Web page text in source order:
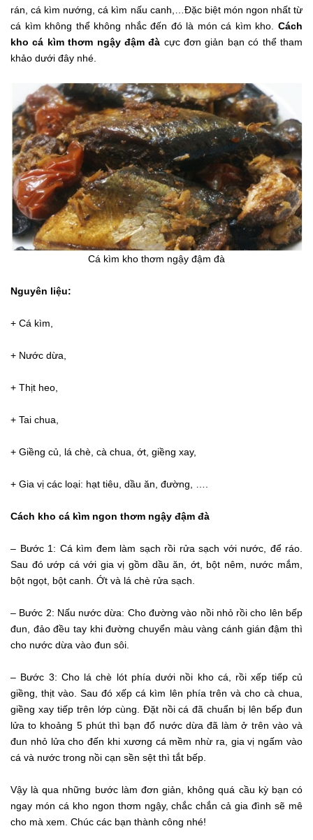
rán, cá kìm nướng, cá kìm nấu canh,…Đặc biệt món ngon nhất từ
cá kìm không thể không nhắc đến đó là món cá kìm kho. Cách
kho cá kìm thơm ngậy đậm đà cực đơn giản bạn có thể tham
khảo dưới đây nhé.
Cá kìm kho thơm ngậy đậm đà
Nguyên liệu:
+ Cá kìm,
+ Nước dừa,
+ Thịt heo,
+ Tai chua,
+ Giềng củ, lá chè, cà chua, ớt, giềng xay,
+ Gia vị các loại: hạt tiêu, dầu ăn, đường, ….
Cách kho cá kìm ngon thơm ngậy đậm đà
– Bước 1: Cá kìm đem làm sạch rồi rửa sạch với nước, để ráo.
Sau đó ướp cá với gia vị gồm dầu ăn, ớt, bột nêm, nước mắm,
bột ngọt, bột canh. Ớt và lá chè rửa sạch.
– Bước 2: Nấu nước dừa: Cho đường vào nồi nhỏ rồi cho lên bếp
đun, đảo đều tay khi đường chuyển màu vàng cánh gián đậm thì
cho nước dừa vào đun sôi.
– Bước 3: Cho lá chè lót phía dưới nồi kho cá, rồi xếp tiếp củ
giềng, thịt vào. Sau đó xếp cá kìm lên phía trên và cho cà chua,
giềng xay tiếp trên lớp cùng. Đặt nồi cá đã chuẩn bị lên bếp đun
lửa to khoảng 5 phút thì bạn đổ nước dừa đã làm ở trên vào và
đun nhỏ lửa cho đến khi xương cá mềm nhừ ra, gia vị ngấm vào
cá và nước trong nồi cạn sền sệt thì tắt bếp.
Vậy là qua những bước làm đơn giản, không quá cầu kỳ bạn có
ngay món cá kho ngon thơm ngậy, chắc chắn cả gia đình sẽ mê
cho mà xem. Chúc các bạn thành công nhé!